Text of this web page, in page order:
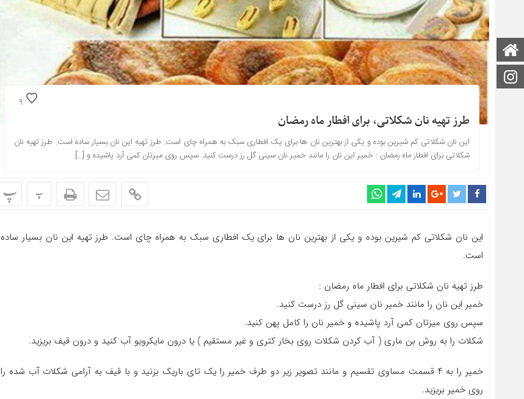
صفحه اصلی
اینستاگرام
9
طرز تهیه نان شکلاتی، برای افطار ماه رمضان
این نان شکلاتی کم شیرین بوده و یکی از بهترین نان ها برای یک افطاری سبک به همراه چای است. طرز تهیه این نان بسیار ساده است. طرز تهیه نان
شکلاتی برای افطار ماه رمضان : خمیر این نان را مانند خمیر نان سینی گل رز درست کنید. سپس روی میزتان کمی آرد پاشیده و […]
پ پ
این نان شکلاتی کم شیرین بوده و یکی از بهترین نان ها برای یک افطاری سبک به همراه چای است. طرز تهیه این نان بسیار ساده
است.
طرز تهیه نان شکلاتی برای افطار ماه رمضان :
خمیر این نان را مانند خمیر نان سینی گل رز درست کنید.
سپس روی میزتان کمی آرد پاشیده و خمیر نان را کامل پهن کنید.
شکلات را به روش بن ماری ( آب کردن شکلات روی بخار کتری و غیر مستقیم ) یا درون مایکرویو آب کنید و درون قیف بریزید.
خمیر را به ۴ قسمت مساوی تقسیم و مانند تصویر زیر دو طرف خمیر را یک تای باریک بزنید و با قیف به آرامی شکلات آب شده را
روی خمیر بریزید.